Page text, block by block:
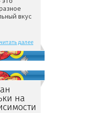
вкус
читать далее
на